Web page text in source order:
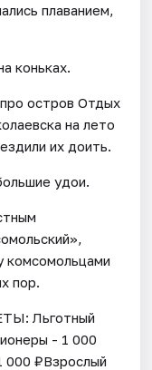
плаванием,
коньках.
про остров Отдых
на лето
их доить.
удои.
комсомольцами
пор.
Льготный
- 1 000
000 ₽Взрослый